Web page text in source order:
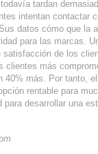
tardan
intentan contactar
datos cómo que la
para las marcas.
satisfacción de los
clientes más
40% más. Por tanto,
rentable para
para desarrollar una